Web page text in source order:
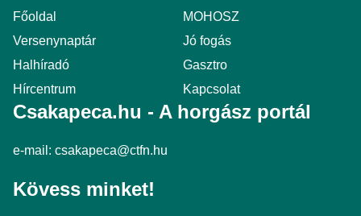
Főoldal
MOHOSZ
Versenynaptár
Jó fogás
Halhíradó
Gasztro
Hírcentrum
Kapcsolat
Csakapeca.hu - A horgász portál
e-mail: csakapeca@ctfn.hu
Kövess minket!